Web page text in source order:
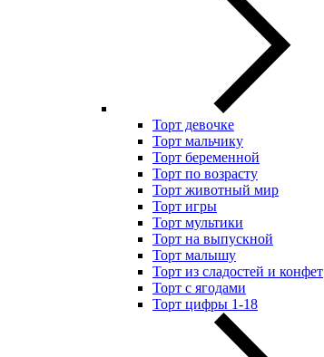
Торт девочке
Торт мальчику
Торт беременной
Торт по возрасту
Торт животный мир
Торт игры
Торт мультики
Торт на выпускной
Торт малышу
Торт из сладостей и конфет
Торт с ягодами
Торт цифры 1-18